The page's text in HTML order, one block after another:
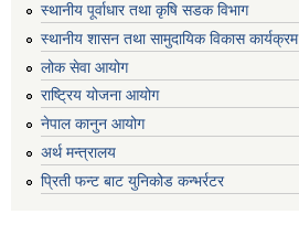
स्थानीय पूर्वाधार तथा कृषि सडक विभाग
स्थानीय शासन तथा सामुदायिक विकास कार्यक्रम
लोक सेवा आयोग
राष्ट्रिय योजना आयोग
नेपाल कानुन आयोग
अर्थ मन्त्रालय
प्रिती फन्ट बाट युनिकोड कन्भर्रटर